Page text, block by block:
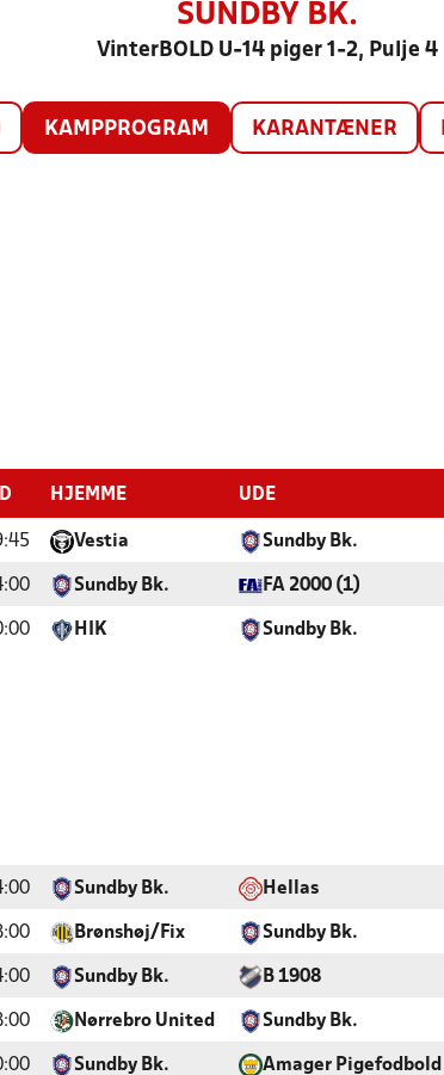
SUNDBY BK.
VinterBOLD U-14 piger 1-2, Pulje 4
KAMPPROGRAM KARANTÆNER
HJEMME UDE
Vestia Sundby Bk.
Sundby Bk. FA 2000 (1)
HIK Sundby Bk.
Sundby Bk. Hellas
Brønshøj/Fix Sundby Bk.
Sundby Bk. B 1908
Nørrebro United Sundby Bk.
Sundby Bk. Amager Pigefodbold